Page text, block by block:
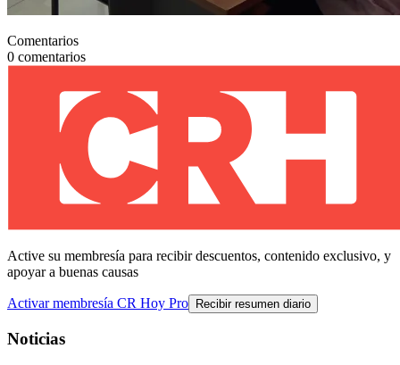
Comentarios
0 comentarios
Active su membresía para recibir descuentos, contenido exclusivo, y
apoyar a buenas causas
Activar membresía CR Hoy Pro Recibir resumen diario
Noticias